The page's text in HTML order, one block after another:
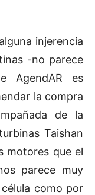
injerencia
-no parece
AgendAR es
la compra
de la
Taishan
motores que el
parece muy
como por